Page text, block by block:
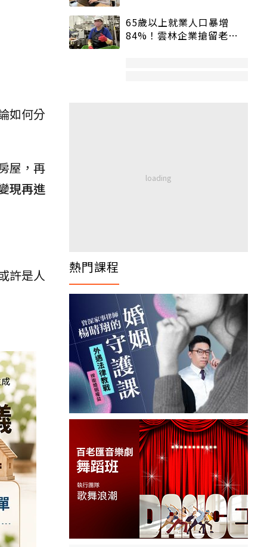
如何分
屋，再
現再進
許是人
65歲以上就業人口暴增
84%！雲林企業搶留老員
熱門課程